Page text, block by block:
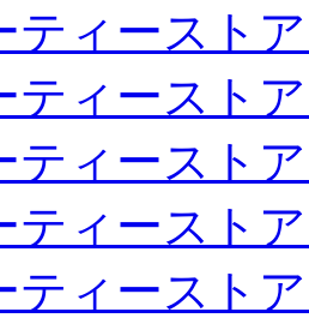
ティースト
ティースト
ティースト
ティースト
ティースト